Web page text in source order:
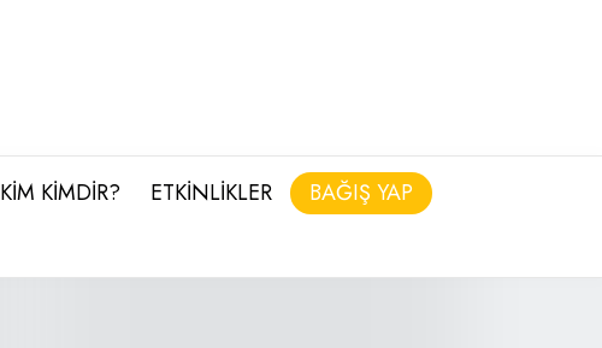
KİM KİMDİR? ETKİNLİKLER
BAĞIŞ YAP